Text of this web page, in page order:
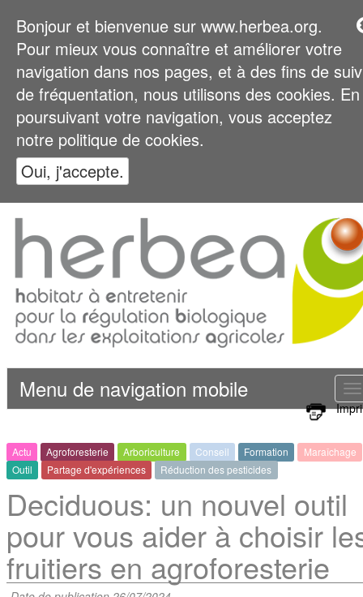
Bonjour et bienvenue sur www.herbea.org.
Pour mieux vous connaître et améliorer votre
navigation dans nos pages, et à des fins de
de fréquentation, nous utilisons des cookies. En
poursuivant votre navigation, vous acceptez
notre politique de cookies.
Oui, j'accepte.
Menu de navigation mobile
Actu Agroforesterie Arboriculture Conseil Formation
Maraîchage
Outil
Partage d'expériences Réduction des pesticides
Deciduous: un nouvel outil
pour vous aider à choisir
fruitiers en agroforesterie